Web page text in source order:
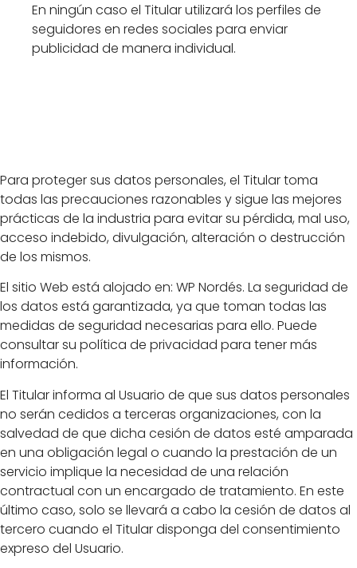
En ningún caso el Titular utilizará los perfiles de
seguidores en redes sociales para enviar
publicidad de manera individual.
Para proteger sus datos personales, el Titular toma
todas las precauciones razonables y sigue las mejores
prácticas de la industria para evitar su pérdida, mal uso,
acceso indebido, divulgación, alteración o destrucción
de los mismos.
El sitio Web está alojado en: WP Nordés. La seguridad de
los datos está garantizada, ya que toman todas las
medidas de seguridad necesarias para ello. Puede
consultar su política de privacidad para tener más
información.
El Titular informa al Usuario de que sus datos personales
no serán cedidos a terceras organizaciones, con la
salvedad de que dicha cesión de datos esté amparada
en una obligación legal o cuando la prestación de un
servicio implique la necesidad de una relación
contractual con un encargado de tratamiento. En este
último caso, solo se llevará a cabo la cesión de datos al
tercero cuando el Titular disponga del consentimiento
expreso del Usuario.